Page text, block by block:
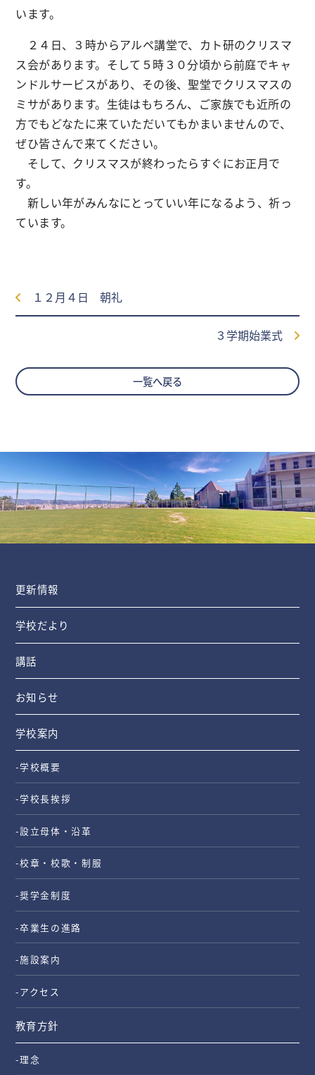
います。
２４日、３時からアルペ講堂で、カト研のクリスマ
ス会があります。そして５時３０分頃から前庭でキャ
ンドルサービスがあり、その後、聖堂でクリスマスの
ミサがあります。生徒はもちろん、ご家族でも近所の
方でもどなたに来ていただいてもかまいませんので、
ぜひ皆さんで来てください。
そして、クリスマスが終わったらすぐにお正月で
す。
新しい年がみんなにとっていい年になるよう、祈っ
ています。
１２月４日 朝礼
３学期始業式
一覧へ戻る
更新情報
学校だより
講話
お知らせ
学校案内
-学校概要
-学校長挨拶
-設立母体・沿革
-校章・校歌・制服
-奨学金制度
-卒業生の進路
-施設案内
-アクセス
教育方針
-理念